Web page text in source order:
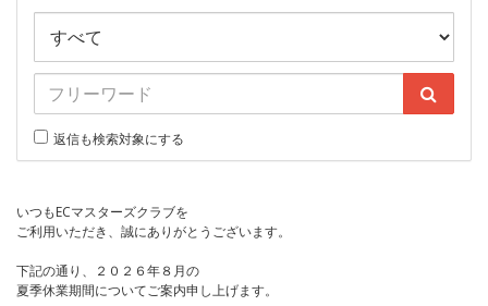
返信も検索対象にする
いつもECマスターズクラブを
ご利用いただき、誠にありがとうございます。
下記の通り、２０２６年８月の
夏季休業期間についてご案内申し上げます。